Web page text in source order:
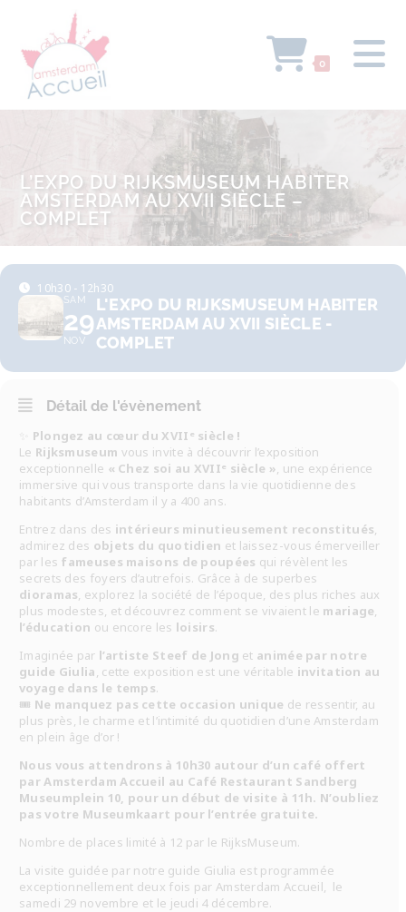
0
L’EXPO DU RIJKSMUSEUM HABITER
AMSTERDAM AU XVII SIÈCLE –
COMPLET
10h30 - 12h30
SAM
29
NOV
L'EXPO DU RIJKSMUSEUM HABITER
AMSTERDAM AU XVII SIÈCLE -
COMPLET
Détail de l'évènement
Plongez au cœur du XVIIᵉ siècle !
Le Rijksmuseum vous invite à découvrir l’exposition
exceptionnelle « Chez soi au XVIIᵉ siècle », une expérience
immersive qui vous transporte dans la vie quotidienne des
habitants d’Amsterdam il y a 400 ans.
Entrez dans des intérieurs minutieusement reconstitués,
admirez des objets du quotidien et laissez-vous émerveiller
par les fameuses maisons de poupées qui révèlent les
secrets des foyers d’autrefois. Grâce à de superbes
dioramas, explorez la société de l’époque, des plus riches aux
plus modestes, et découvrez comment se vivaient le mariage,
l’éducation ou encore les loisirs.
Imaginée par l’artiste Steef de Jong et animée par notre
guide Giulia, cette exposition est une véritable invitation au
voyage dans le temps.
🎟️ Ne manquez pas cette occasion unique de ressentir, au
plus près, le charme et l’intimité du quotidien d’une Amsterdam
en plein âge d’or !
Nous vous attendrons à 10h30 autour d’un café offert
par Amsterdam Accueil au Café Restaurant Sandberg
Museumplein 10, pour un début de visite à 11h. N’oubliez
pas votre Museumkaart pour l’entrée gratuite.
Nombre de places limité à 12 par le RijksMuseum.
La visite guidée par notre guide Giulia est programmée
exceptionnellement deux fois par Amsterdam Accueil, le
samedi 29 novembre et le jeudi 4 décembre.